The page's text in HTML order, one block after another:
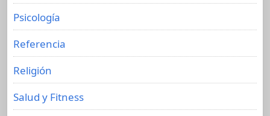
Psicología
Referencia
Religión
Salud y Fitness